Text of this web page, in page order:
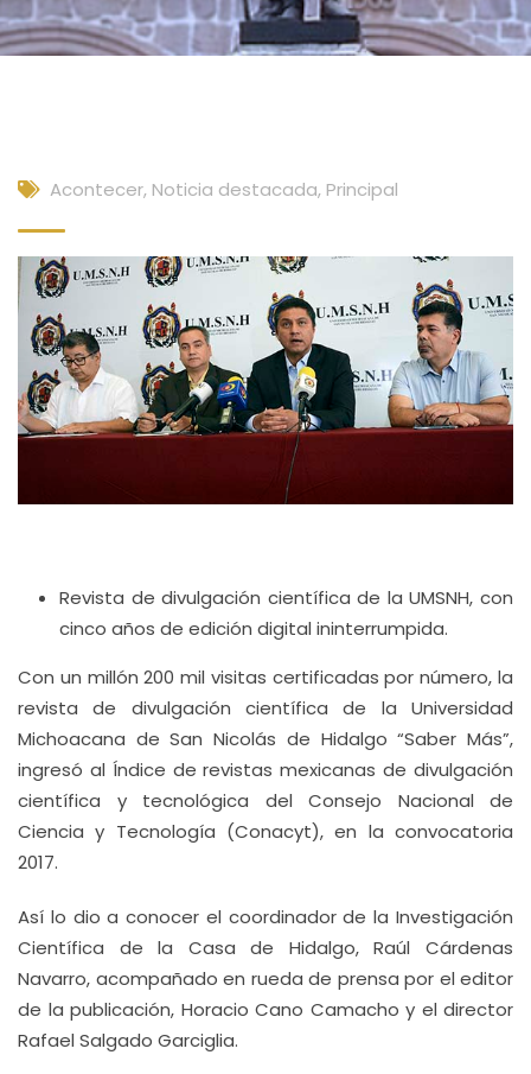
Acontecer, Noticia destacada, Principal
Revista de divulgación científica de la UMSNH, con
cinco años de edición digital ininterrumpida.
Con un millón 200 mil visitas certificadas por número, la
revista de divulgación científica de la Universidad
Michoacana de San Nicolás de Hidalgo “Saber Más”,
ingresó al Índice de revistas mexicanas de divulgación
científica y tecnológica del Consejo Nacional de
Ciencia y Tecnología (Conacyt), en la convocatoria
2017.
Así lo dio a conocer el coordinador de la Investigación
Científica de la Casa de Hidalgo, Raúl Cárdenas
Navarro, acompañado en rueda de prensa por el editor
de la publicación, Horacio Cano Camacho y el director
Rafael Salgado Garciglia.